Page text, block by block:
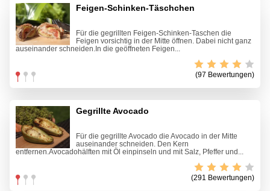
Feigen-Schinken-Täschchen
Für die gegrillten Feigen-Schinken-Taschen die
Feigen vorsichtig in der Mitte öffnen. Dabei nicht ganz
auseinander schneiden.In die geöffneten Feigen...
(97 Bewertungen)
Gegrillte Avocado
Für die gegrillte Avocado die Avocado in der Mitte
auseinander schneiden. Den Kern
entfernen.Avocadohälften mit Öl einpinseln und mit Salz, Pfeffer und...
(291 Bewertungen)